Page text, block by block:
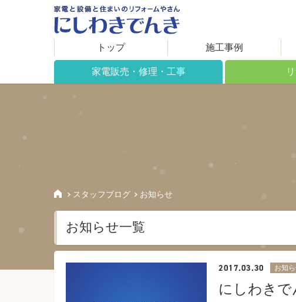
トップ 施工事例
家電販売・修理・工事
保証期間
アフターサービス
スタッフブログ お知らせ
お知らせ一覧
2017.03.30 お知
にしわきで